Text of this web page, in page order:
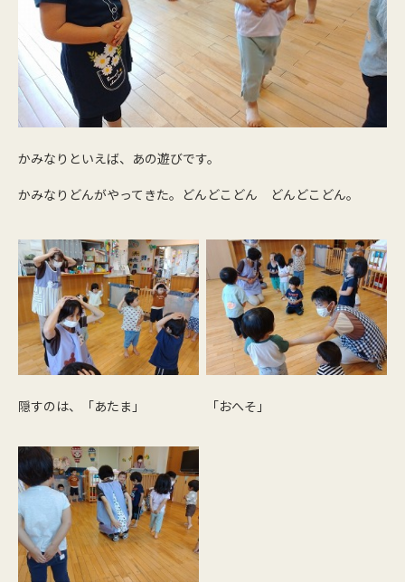
かみなりといえば、あの遊びです。
かみなりどんがやってきた。どんどこどん どんどこどん。
隠すのは、「あたま」 「おへそ」